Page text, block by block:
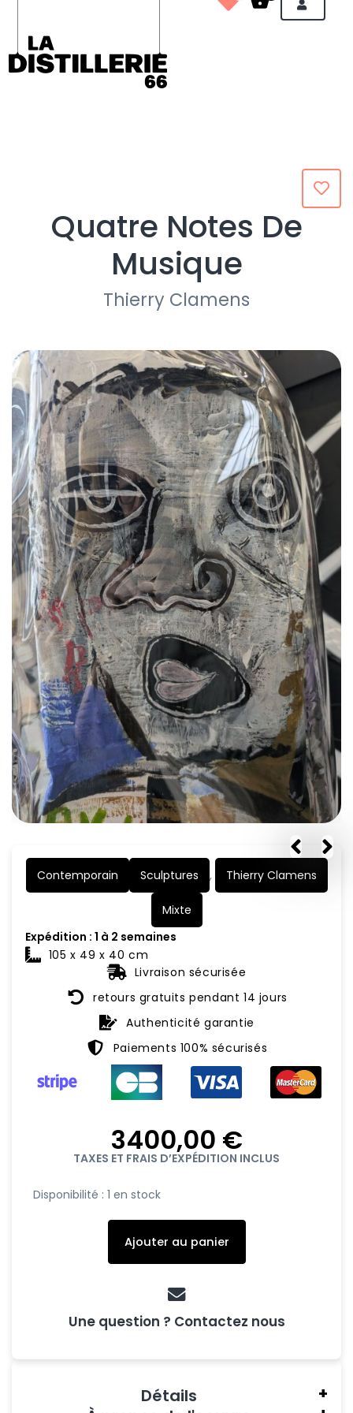
Quatre Notes De
Musique
Thierry Clamens
Contemporain Sculptures , Thierry Clamens
Mixte
Expédition : 1 à 2 semaines
105 x 49 x 40 cm
Livraison sécurisée
retours gratuits pendant 14 jours
Authenticité garantie
Paiements 100% sécurisés
3400,00 €
TAXES ET FRAIS D’EXPÉDITION INCLUS
Disponibilité : 1 en stock
quantité
Notes
De
Ajouter au panier
Une question ? Contactez nous
Détails